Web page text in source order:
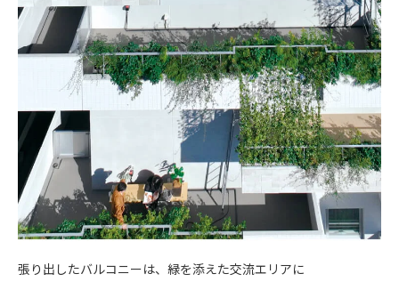
張り出したバルコニーは、緑を添えた交流エリアに